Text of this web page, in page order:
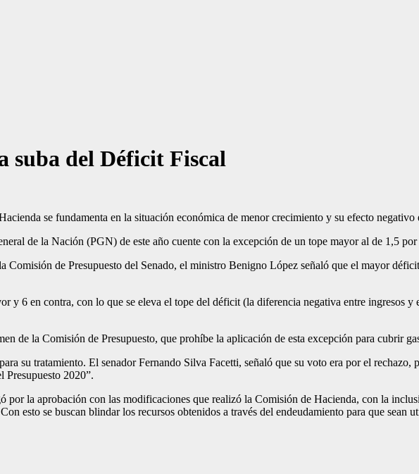
suba del Déficit Fiscal
se fundamenta en la si­tuación económica de menor crecimiento y su efecto negativo
de la Nación (PGN) de este año cuente con la excepción de un tope ma­yor al de 1,5
Co­misión de Presupuesto del Senado, el ministro Be­nigno López señaló que el mayor
y 6 en contra, con lo que se eleva el tope del déficit (la diferencia negativa entre ingresos
de la Comisión de Pre­supuesto, que prohíbe la aplicación de esta excep­ción para cubrir
su tratamiento. El senador Fernando Silva Facetti, señaló que su voto era por el
2020”.
por la aprobación con las modificaciones que rea­lizó la Comisión de Ha­cienda, con la
esto se buscan blindar los recursos obtenidos a través del endeudamien­to para que sean